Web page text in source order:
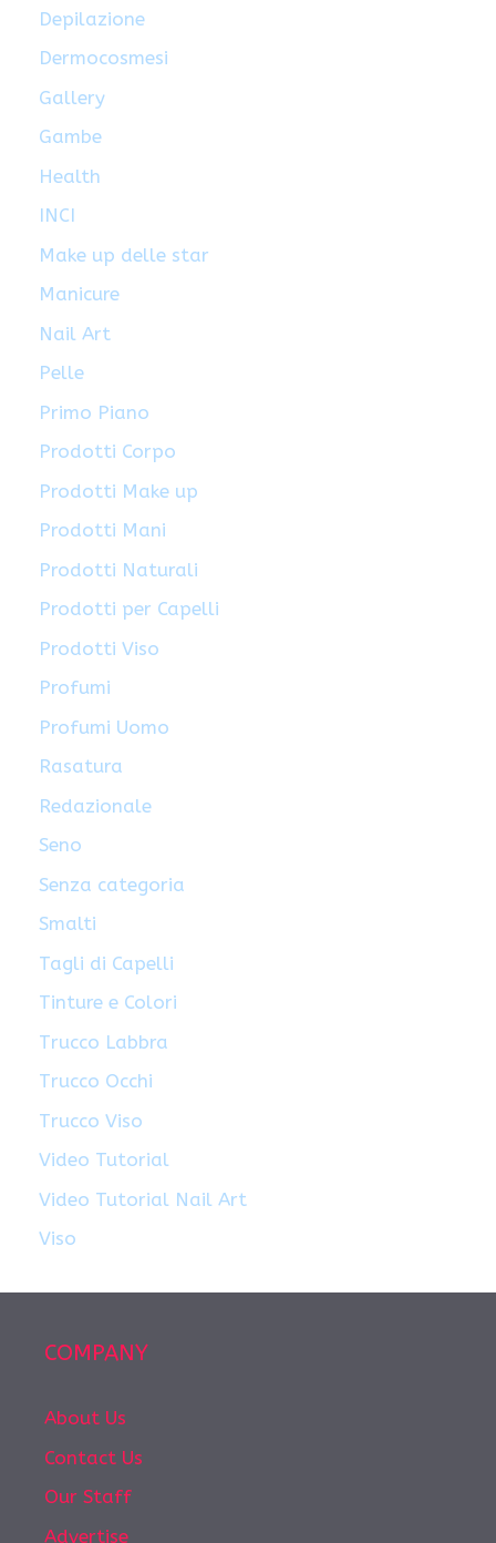
Depilazione
Dermocosmesi
Gallery
Gambe
Health
INCI
Make up delle star
Manicure
Nail Art
Pelle
Primo Piano
Prodotti Corpo
Prodotti Make up
Prodotti Mani
Prodotti Naturali
Prodotti per Capelli
Prodotti Viso
Profumi
Profumi Uomo
Rasatura
Redazionale
Seno
Senza categoria
Smalti
Tagli di Capelli
Tinture e Colori
Trucco Labbra
Trucco Occhi
Trucco Viso
Video Tutorial
Video Tutorial Nail Art
Viso
COMPANY
About Us
Contact Us
Our Staff
Advertise